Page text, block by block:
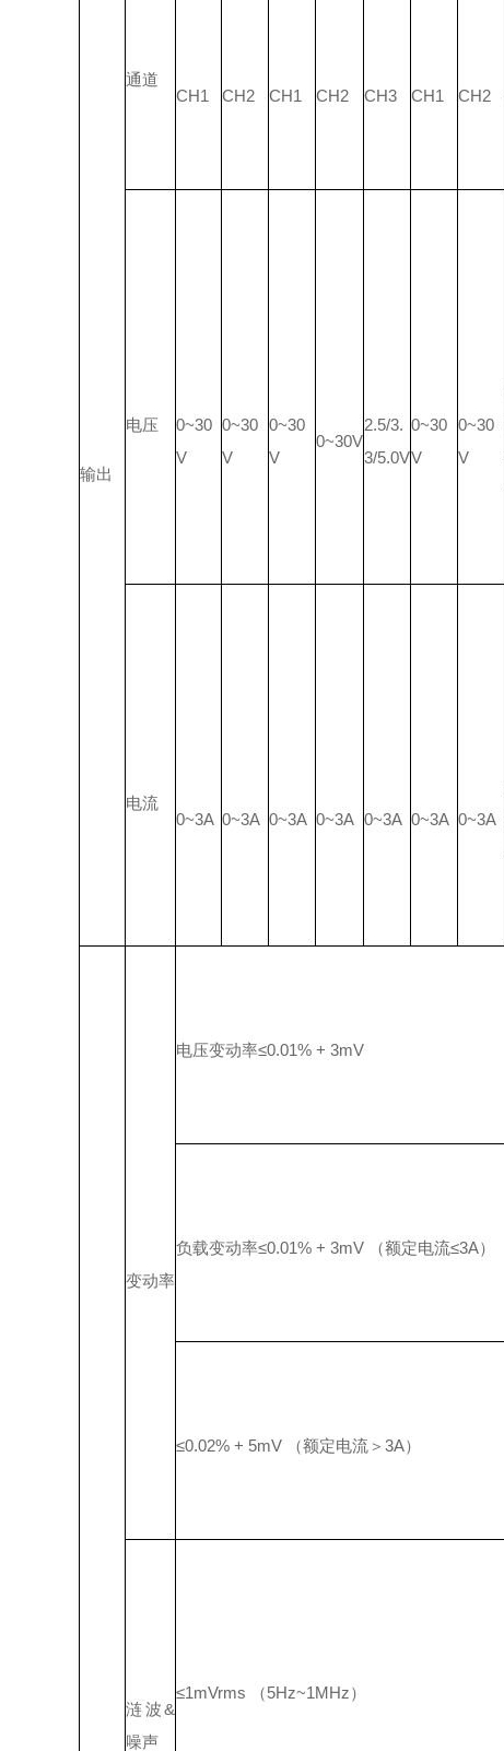
输出
通道
CH1
CH2 CH1 CH2 CH3 CH1 CH2
电压
0~30
V
0~30
V
0~30
V
0~30V
2.5/3.
3/5.0V
0~30
V
0~30
V
电流
0~3A 0~3A 0~3A 0~3A 0~3A 0~3A 0~3A
变动率
电压变动率≤0.01% + 3mV
负载变动率≤0.01% + 3mV （额定电流≤3A）
≤0.02% + 5mV （额定电流＞3A）
涟波&
噪声
≤1mVrms （5Hz~1MHz）